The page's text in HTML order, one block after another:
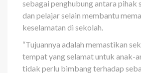
sebagai penghubung antara pihak
dan pelajar selain membantu
keselamatan di sekolah.
“Tujuannya adalah memastikan
tempat yang selamat untuk anak-
tidak perlu bimbang terhadap